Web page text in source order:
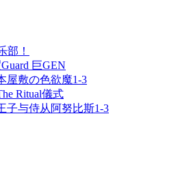
部！
巨GEN
屋敷の色欲魔1-3
Ritual儀式
子与侍从阿努比斯1-3